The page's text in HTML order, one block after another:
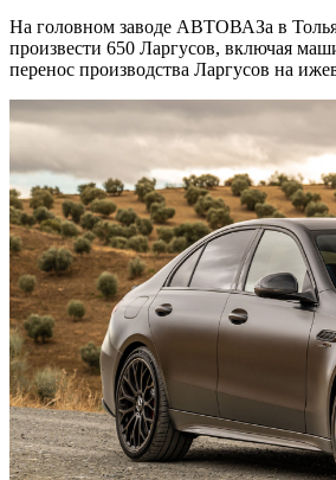
На головном заводе АВТОВАЗа в
произвести 650 Ларгусов, включая
перенос производства Ларгусов на